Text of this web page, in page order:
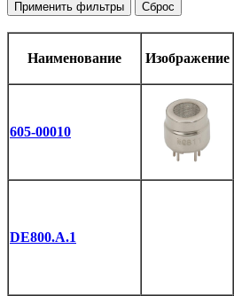
Наименование Изображение
605-00010
DE800.A.1